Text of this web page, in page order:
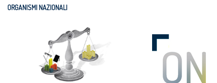
ORGANISMI NAZIONALI